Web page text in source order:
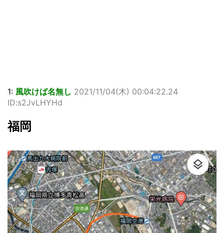
1: 風吹けば名無し 2021/11/04(木) 00:04:22.24
ID:s2JvLHYHd
福岡